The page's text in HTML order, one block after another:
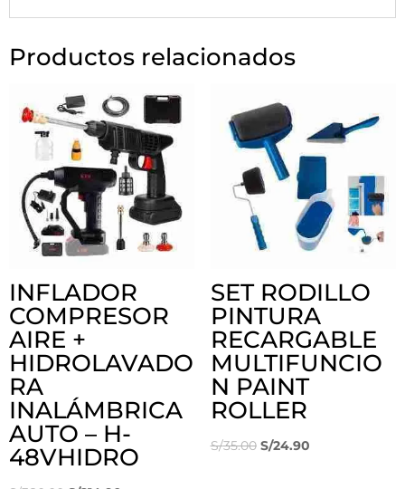
Productos relacionados
INFLADOR
COMPRESOR
AIRE +
HIDROLAVADO
RA
INALÁMBRICA
AUTO – H-
48VHIDRO
SET RODILLO
PINTURA
RECARGABLE
MULTIFUNCIO
N PAINT
ROLLER
S/35.00 El
S/24.90El